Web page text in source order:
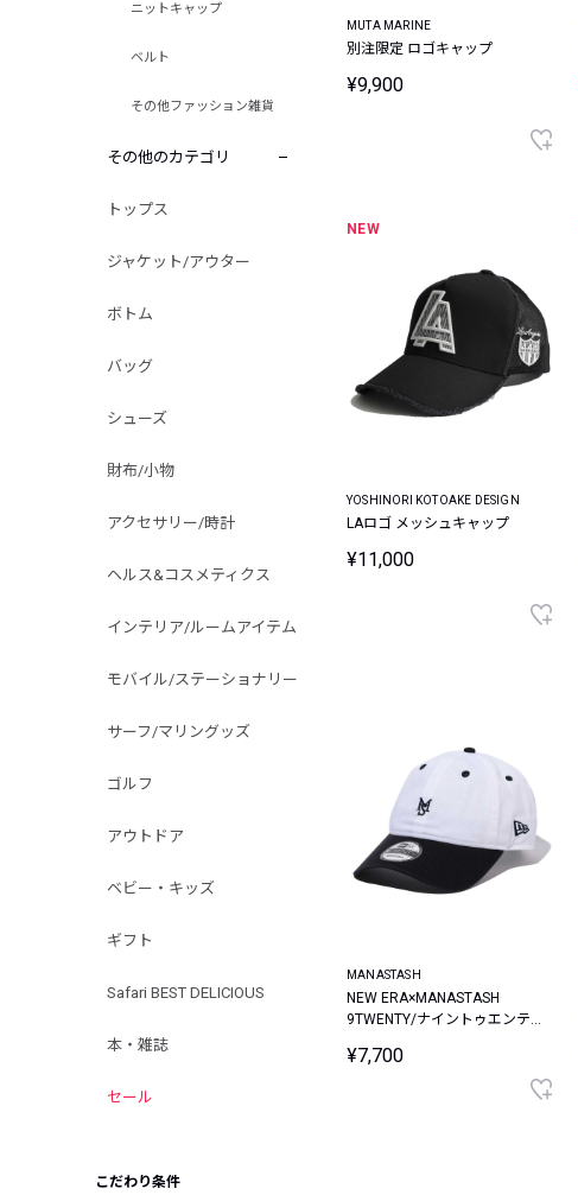
ニットキャップ
ベルト
その他ファッション雑貨
その他のカテゴリ
トップス
ジャケット/アウター
ボトム
バッグ
シューズ
財布/小物
アクセサリー/時計
ヘルス&コスメティクス
インテリア/ルームアイテム
モバイル/ステーショナリー
サーフ/マリングッズ
ゴルフ
アウトドア
ベビー・キッズ
ギフト
Safari BEST DELICIOUS
本・雑誌
セール
こだわり条件
MUTA MARINE
別注限定 ロゴキャップ
¥9,900
NEW
YOSHINORI KOTOAKE DESIGN
LAロゴ メッシュキャップ
¥11,000
MANASTASH
NEW ERA×MANASTASH
9TWENTY/ナイントゥエンテ
¥7,700